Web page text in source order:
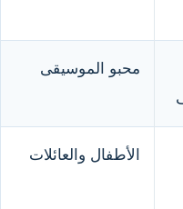
محبو الموسيقى
الأطفال والعائلات